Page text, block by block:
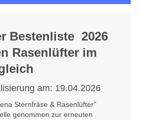
Bestenliste 2026
Rasenlüfter im
am: 19.04.2026
Sternfräse & Rasenlüfter"
genommen zur erneuten